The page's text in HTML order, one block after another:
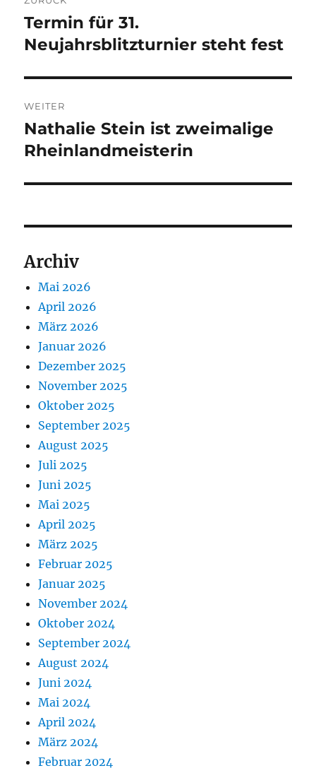
Vorheriger
Beitrag:
Termin für 31.
Neujahrsblitzturnier steht fest
WEITER
Nächster
Beitrag:
Nathalie Stein ist zweimalige
Rheinlandmeisterin
Archiv
Mai 2026
April 2026
März 2026
Januar 2026
Dezember 2025
November 2025
Oktober 2025
September 2025
August 2025
Juli 2025
Juni 2025
Mai 2025
April 2025
März 2025
Februar 2025
Januar 2025
November 2024
Oktober 2024
September 2024
August 2024
Juni 2024
Mai 2024
April 2024
März 2024
Februar 2024